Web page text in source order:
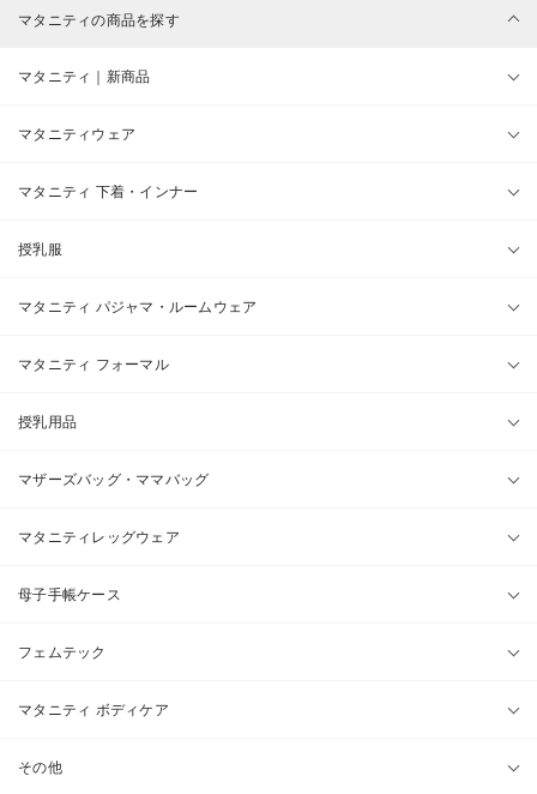
マタニティの商品を探す
マタニティ｜新商品
マタニティウェア
マタニティ 下着・インナー
授乳服
マタニティ パジャマ・ルームウェア
マタニティ フォーマル
授乳用品
マザーズバッグ・ママバッグ
マタニティレッグウェア
母子手帳ケース
フェムテック
マタニティ ボディケア
その他